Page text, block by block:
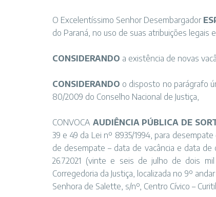
O Excelentíssimo Senhor Desembargador
do Paraná, no uso de suas atribuições legais
CONSIDERANDO a existência de novas
CONSIDERANDO o disposto no parágrafo
80/2009 do Conselho Nacional de Justiça,
CONVOCA AUDIÊNCIA PÚBLICA DE
39 e 49 da Lei nº 8935/1994, para
de desempate – data de vacância e data de
26.7.2021 (vinte e seis de julho de dois
Corregedoria da Justiça, localizada no 9º
Senhora de Salette, s/nº, Centro Cívico –